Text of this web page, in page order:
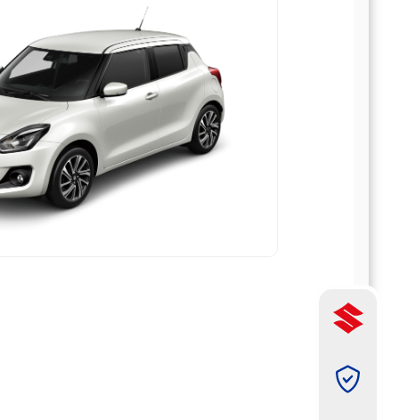
תמונה